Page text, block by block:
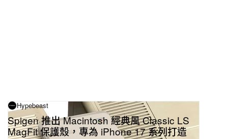
Hypebeast
Spigen 推出 Macintosh 經典風 Classic LS
MagFit 保護殼，專為 iPhone 17 系列打造